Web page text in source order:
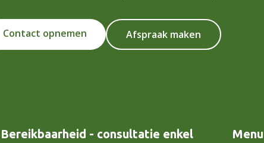
Contact opnemen Afspraak maken
Bereikbaarheid - consultatie enkel
Menu